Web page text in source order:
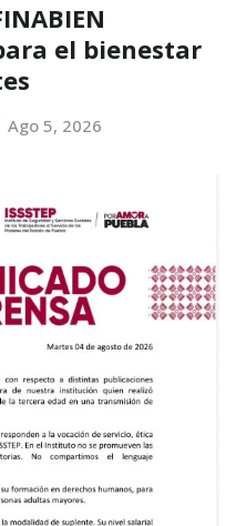
el bienestar
Ago 5, 2026